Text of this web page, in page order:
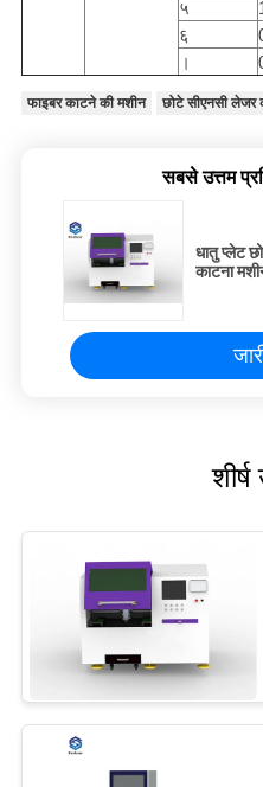
५
६
।
फाइबर काटने की मशीन छोटे सीएनसी लेजर
सबसे उत्तम
धातु प्लेट
काटना